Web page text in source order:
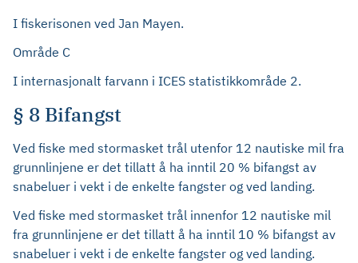
I fiskerisonen ved Jan Mayen.
Område C
I internasjonalt farvann i ICES statistikkområde 2.
§ 8 Bifangst
Ved fiske med stormasket trål utenfor 12 nautiske mil fra
grunnlinjene er det tillatt å ha inntil 20 % bifangst av
snabeluer i vekt i de enkelte fangster og ved landing.
Ved fiske med stormasket trål innenfor 12 nautiske mil
fra grunnlinjene er det tillatt å ha inntil 10 % bifangst av
snabeluer i vekt i de enkelte fangster og ved landing.